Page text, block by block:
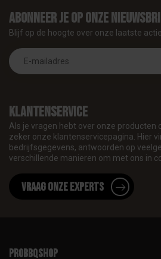
Klantenservice
Als je vragen hebt over onze producten
zeker onze klantenservicepagina. Hier
bedrijfsgegevens, antwoorden op
verschillende manieren om met ons in
Vraag onze experts
Abonneer je op onze
Blijf op de hoogte over onze laatste
proBBQshop